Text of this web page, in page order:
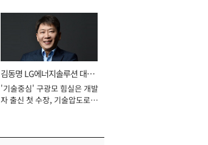
김동명 LG에너지솔루션 대표
이사 사장
'기술중심' 구광모 힘실은 개발
자 출신 첫 수장, 기술압도로